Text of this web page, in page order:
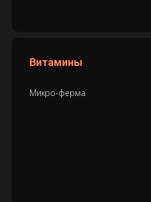
Витамины
Микро-ферма